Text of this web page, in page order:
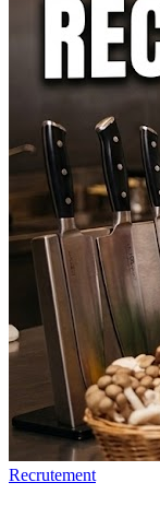
Recrutement